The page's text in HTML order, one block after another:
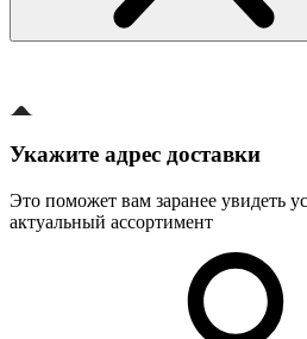
Укажите адрес доставки
Это поможет вам заранее увидеть
актуальный ассортимент